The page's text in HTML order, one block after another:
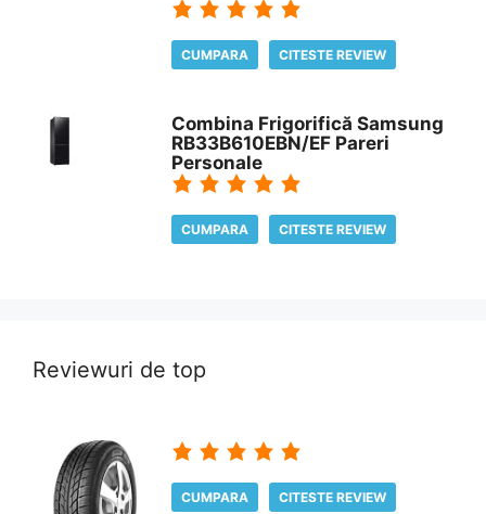
CUMPARA CITESTE REVIEW
Combina Frigorifică Samsung
RB33B610EBN/EF Pareri
Personale
CUMPARA CITESTE REVIEW
Reviewuri de top
CUMPARA CITESTE REVIEW